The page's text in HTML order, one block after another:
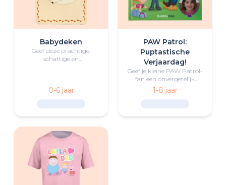
Babydeken
Geef deze prachtige,
schattige en
gezin cadeau.
0-6 jaar
PAW Patrol:
Puptastische
Verjaardag!
Geef je kleine PAW Patrol-
fan een onvergetelijk
verjaardagscadeau met
dit gepersonaliseerde PAW
1-8 jaar